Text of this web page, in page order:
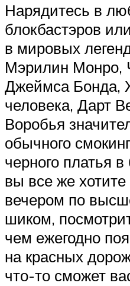
Нарядитесь в
блокбастэров
в мировых
Мэрилин Монро,
Джеймса Бонда,
человека, Дарт
Воробья
обычного
черного платья
вы все же
вечером по
шиком,
чем ежегодно
на красных
что-то сможет